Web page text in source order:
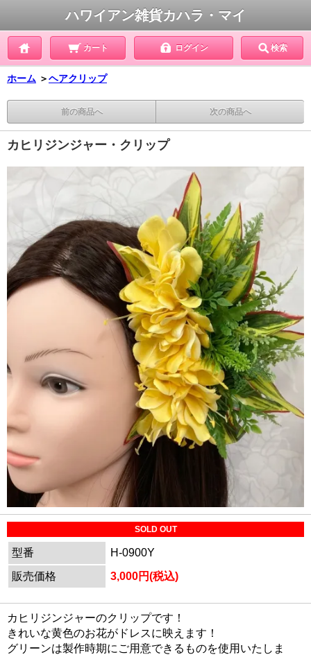
ハワイアン雑貨カハラ・マイ
カート ログイン 検索
ホーム ＞ヘアクリップ
前の商品へ 次の商品へ
カヒリジンジャー・クリップ
SOLD OUT
型番
H-0900Y
販売価格
3,000円(税込)
カヒリジンジャーのクリップです！
きれいな黄色のお花がドレスに映えます！
グリーンは製作時期にご用意できるものを使用いたしま